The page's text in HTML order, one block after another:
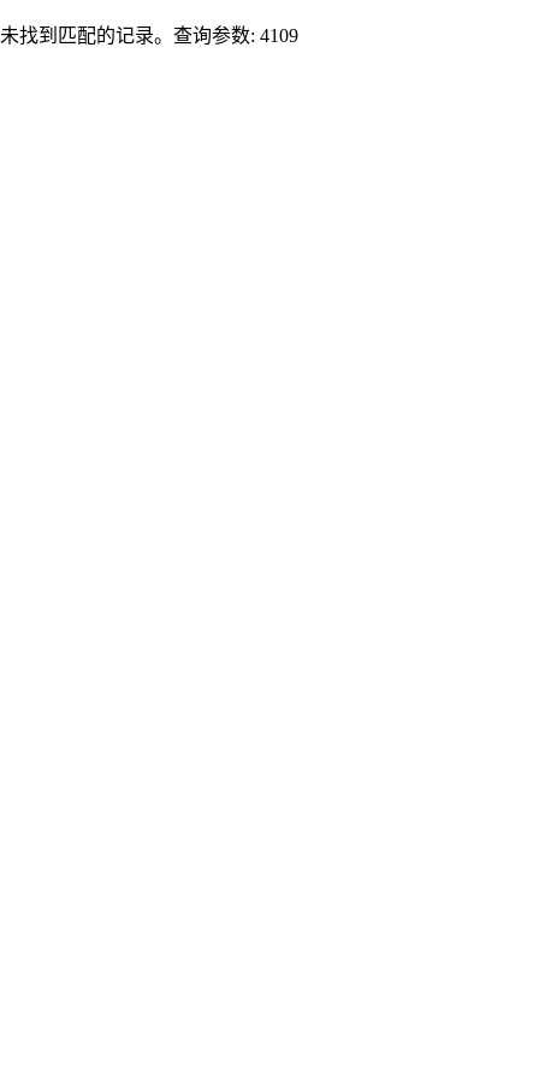
未找到匹配的记录。查询参数: 4109